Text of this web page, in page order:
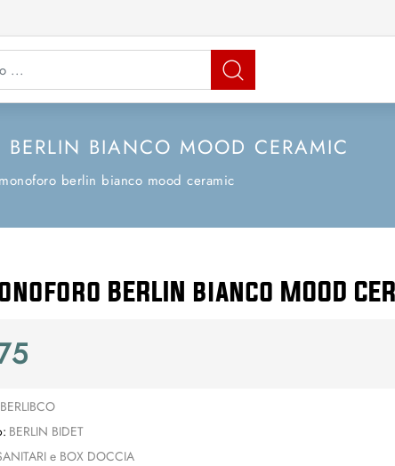
aggiorna automaticamente gli altri filtri disponibili.
BERLIN BIANCO MOOD CERAMIC
berlin bianco mood ceramic
BERLIN bianco MOOD
BERLIN BIDET
e BOX DOCCIA